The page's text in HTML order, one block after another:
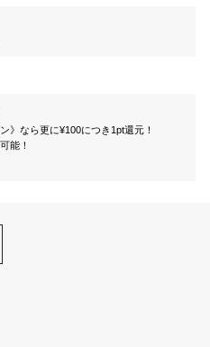
》なら更に¥100につき1pt還元！
能！